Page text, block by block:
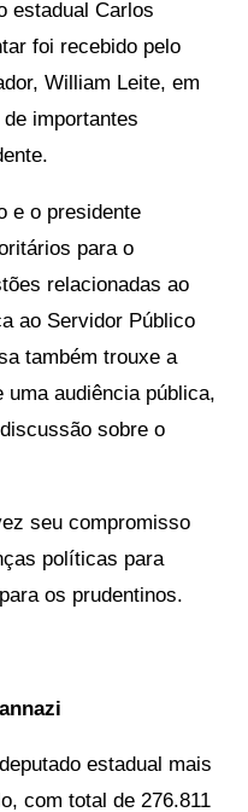
estadual Carlos
foi recebido pelo
William Leite, em
importantes
e o presidente
para o
relacionadas ao
ao Servidor Público
também trouxe a
uma audiência pública,
sobre o
seu compromisso
políticas para
os prudentinos.
estadual mais
com total de 276.811